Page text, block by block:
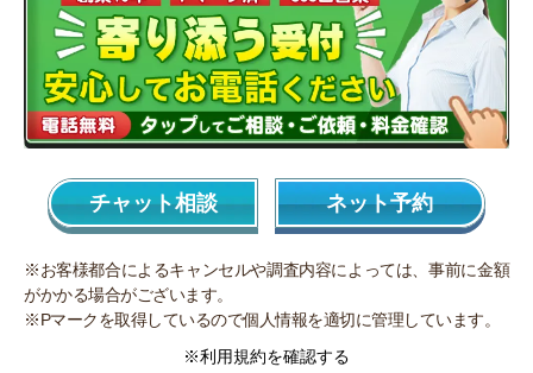
チャット相談 ネット予約
※お客様都合によるキャンセルや調査内容によっては、事前に金額
がかかる場合がございます。
※Pマークを取得しているので個人情報を適切に管理しています。
※利用規約を確認する